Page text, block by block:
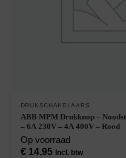
DRUKSCHAKELAARS
ABB MPM Drukknop –
– 6A 230V – 4A 400V – Rood
Op voorraad
€14,95 Incl. btw